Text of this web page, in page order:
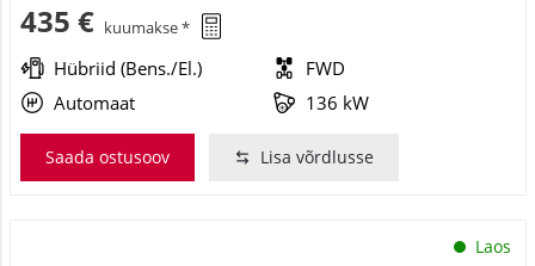
435 € kuumakse *
Hübriid (Bens./El.)
FWD
Automaat
136 kW
Saada ostusoov Lisa võrdlusse
Laos